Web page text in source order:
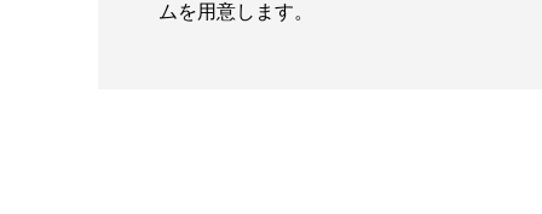
ムを用意します。